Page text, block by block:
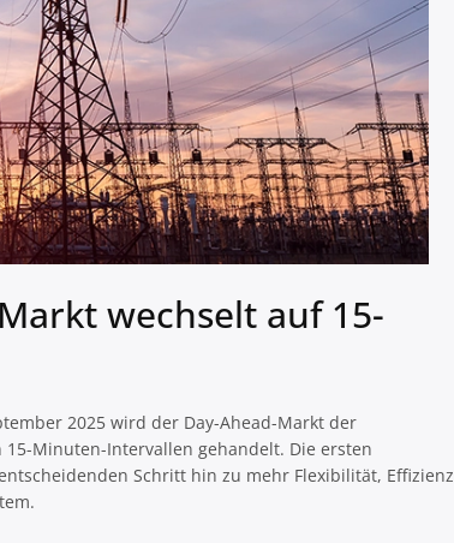
wechselt auf 15-
2025 wird der Day-Ahead-Markt der
Minuten-Intervallen gehandelt. Die ersten
Schritt hin zu mehr Flexibilität, Effizienz